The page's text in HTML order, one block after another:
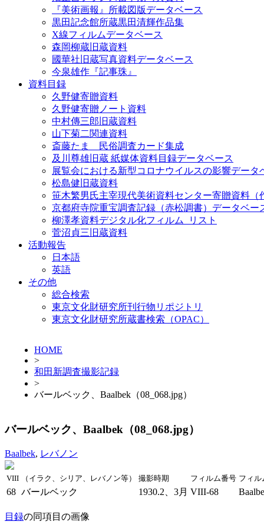
『美術画報』所載図版データベース
黒田記念館所蔵黒田清輝作品集
X線フィルムデータベース
森岡柳蔵旧蔵資料
國華社旧蔵写真資料データベース
今泉雄作『記事珠』
資料目録
久野健寄贈資料
久野健寄贈ノート資料
中村傳三郎旧蔵資料
山下菊二関連資料
斎藤たま 民俗調査カード集成
及川尊雄旧蔵 紙媒体資料目録データベース
展覧会における新型コロナウイルスの影響データ
松島健旧蔵資料
笹木繁男氏主宰現代美術資料センター寄贈資料（
京都府寺院重宝調査記録（赤松調書）データベー
柳澤孝資料デジタル化フィルム_リスト
菅沼貞三旧蔵資料
活動報告
日本語
英語
その他
総合検索
東京文化財研究所刊行物リポジトリ
東京文化財研究所蔵書検索（OPAC）
HOME
>
和田新調査撮影記録
>
バールベック、Baalbek（08_068.jpg）
バールベック、Baalbek（08_068.jpg）
Baalbek, レバノン
VIII （イラク、シリア、レバノン等） 撮影時期 フィルム番号 フィル
68 バールベック 1930.2、3月 VIII-68
目録の同項目の画像